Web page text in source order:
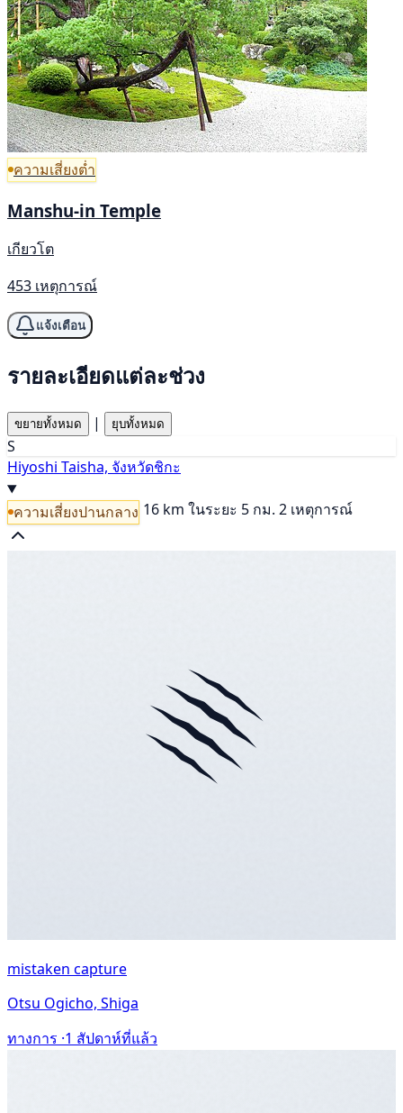
ความเสี่ยงต่ำ
Manshu-in Temple
เกียวโต
453 เหตุการณ์
แจ้งเตือน
รายละเอียดแต่ละช่วง
ขยายทั้งหมด | ยุบทั้งหมด
S
Hiyoshi Taisha, จังหวัดชิกะ
ความเสี่ยงปานกลาง 16 km ในระยะ 5 กม. 2 เหตุการณ์
mistaken capture
Otsu Ogicho, Shiga
ทางการ ·1 สัปดาห์ที่แล้ว